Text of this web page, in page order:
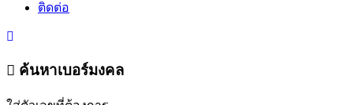
ติดต่อ
ค้นหาเบอร์มงคล